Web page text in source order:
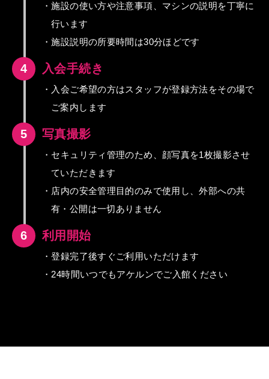
・施設の使い方や注意事項、マシンの説明を丁寧に
行います
・施設説明の所要時間は30分ほどです
4 入会手続き
・入会ご希望の方はスタッフが登録方法をその場で
ご案内します
5 写真撮影
・セキュリティ管理のため、顔写真を1枚撮影させ
ていただきます
・店内の安全管理目的のみで使用し、外部への共
有・公開は一切ありません
6 利用開始
・登録完了後すぐご利用いただけます
・24時間いつでもアケルンでご入館ください